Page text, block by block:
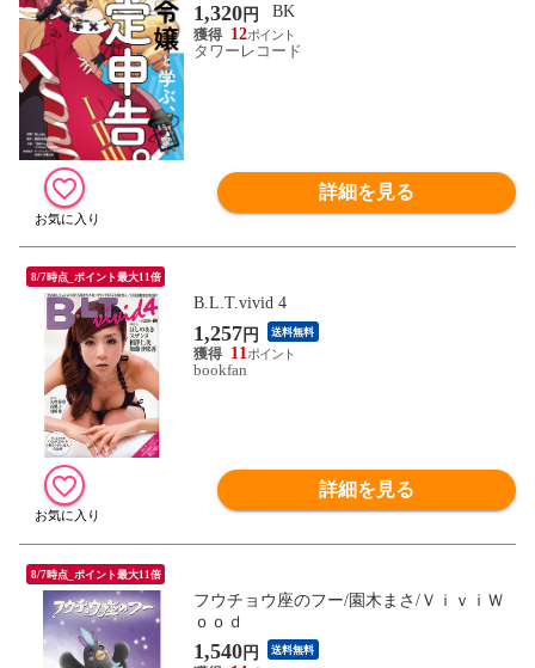
1,320円
BK
12
タワーレコード
詳細を見る
8/7時点_ポイント最大11倍
B.L.T.vivid 4
1,257円 送料無料
11
bookfan
詳細を見る
8/7時点_ポイント最大11倍
フウチョウ座のフー/園木まさ/ＶｉｖｉＷ
ｏｏｄ
1,540円 送料無料